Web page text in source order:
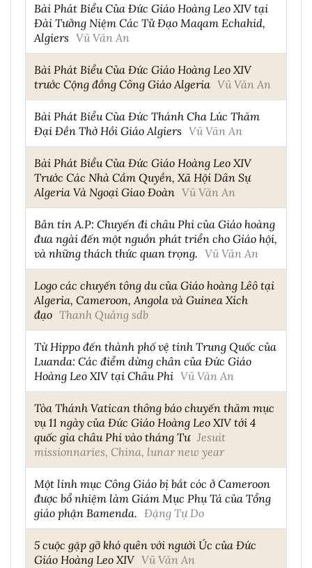
Bài Phát Biểu Của Đức Giáo Hoàng Leo XIV tại
Đài Tưởng Niệm Các Tử Đạo Maqam Echahid,
Algiers Vũ Văn An
Bài Phát Biểu Của Đức Giáo Hoàng Leo XIV
trước Cộng đồng Công Giáo Algeria Vũ Văn An
Bài Phát Biểu Của Đức Thánh Cha Lúc Thăm
Đại Đền Thờ Hồi Giáo Algiers Vũ Văn An
Bài Phát Biểu Của Đức Giáo Hoàng Leo XIV
Trước Các Nhà Cầm Quyền, Xã Hội Dân Sự
Algeria Và Ngoại Giao Đoàn Vũ Văn An
Bản tin A.P: Chuyến đi châu Phi của Giáo hoàng
đưa ngài đến một nguồn phát triển cho Giáo hội,
và những thách thức quan trọng. Vũ Văn An
Logo các chuyến tông du của Giáo hoàng Lêô tại
Algeria, Cameroon, Angola và Guinea Xích
đạo Thanh Quảng sdb
Từ Hippo đến thành phố vệ tinh Trung Quốc của
Luanda: Các điểm dừng chân của Đức Giáo
Hoàng Leo XIV tại Châu Phi Vũ Văn An
Tòa Thánh Vatican thông báo chuyến thăm mục
vụ 11 ngày của Đức Giáo Hoàng Leo XIV tới 4
quốc gia châu Phi vào tháng Tư Jesuit
missionnaries, China, lunar new year
Một linh mục Công Giáo bị bắt cóc ở Cameroon
được bổ nhiệm làm Giám Mục Phụ Tá của Tổng
giáo phận Bamenda. Đặng Tự Do
5 cuộc gặp gỡ khó quên với người Úc của Đức
Giáo Hoàng Leo XIV Vũ Văn An